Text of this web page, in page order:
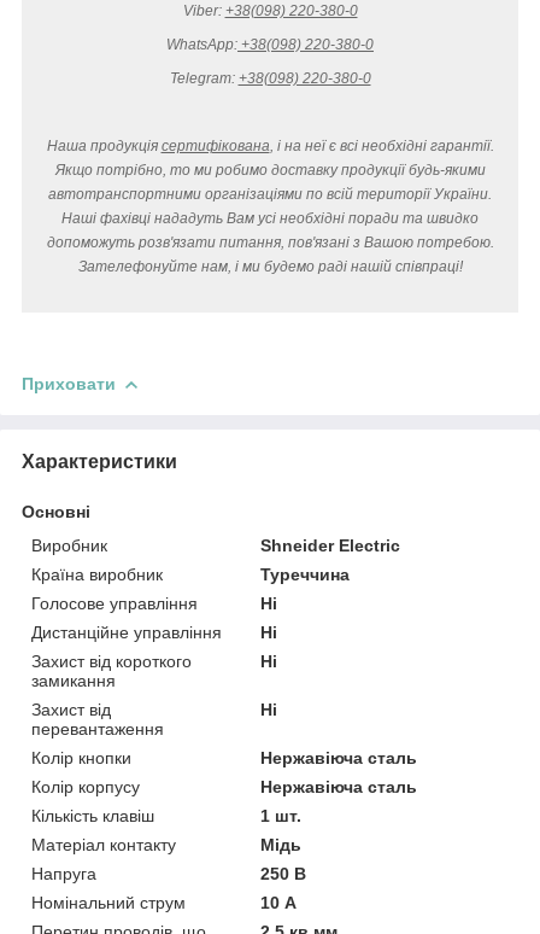
Viber: +38(098) 220-380-0
WhatsApp: +38(098) 220-380-0
Telegram: +38(098) 220-380-0
Наша продукція сертифікована , і на неї є всі необхідні гарантії.
Якщо потрібно, то ми робимо доставку продукції будь-якими
автотранспортними організаціями по всій території України.
Наші фахівці нададуть Вам усі необхідні поради та швидко
допоможуть розв'язати питання, пов'язані з Вашою потребою.
Зателефонуйте нам, і ми будемо раді нашій співпраці!
Приховати
Характеристики
Основні
Виробник
Shneider Electric
Країна виробник
Туреччина
Голосове управління
Ні
Дистанційне управління
Ні
Захист від короткого
замикання
Ні
Захист від
перевантаження
Ні
Колір кнопки
Нержавіюча сталь
Колір корпусу
Нержавіюча сталь
Кількість клавіш
1 шт.
Матеріал контакту
Мідь
Напруга
250 В
Номінальний струм
10 А